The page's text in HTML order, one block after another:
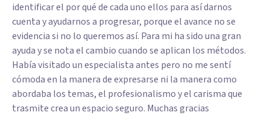
identificar el por qué de cada uno ellos para así darnos
cuenta y ayudarnos a progresar, porque el avance no se
evidencia si no lo queremos así. Para mi ha sido una gran
ayuda y se nota el cambio cuando se aplican los métodos.
Había visitado un especialista antes pero no me sentí
cómoda en la manera de expresarse ni la manera como
abordaba los temas, el profesionalismo y el carisma que
trasmite crea un espacio seguro. Muchas gracias